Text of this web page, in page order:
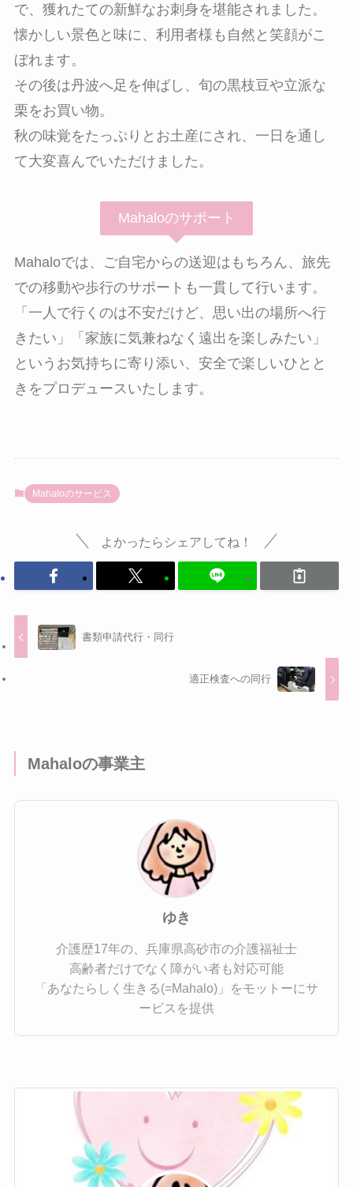
で、獲れたての新鮮なお刺身を堪能されました。
懐かしい景色と味に、利用者様も自然と笑顔がこ
ぼれます。
その後は丹波へ足を伸ばし、旬の黒枝豆や立派な
栗をお買い物。
秋の味覚をたっぷりとお土産にされ、一日を通し
て大変喜んでいただけました。
Mahaloのサポート
Mahaloでは、ご自宅からの送迎はもちろん、旅先
での移動や歩行のサポートも一貫して行います。
「一人で行くのは不安だけど、思い出の場所へ行
きたい」「家族に気兼ねなく遠出を楽しみたい」
というお気持ちに寄り添い、安全で楽しいひとと
きをプロデュースいたします。
Mahaloのサービス
よかったらシェアしてね！
書類申請代行・同行
適正検査への同行
Mahaloの事業主
ゆき
介護歴17年の、兵庫県高砂市の介護福祉士
高齢者だけでなく障がい者も対応可能
「あなたらしく生きる(=Mahalo)」をモットーにサ
ービスを提供